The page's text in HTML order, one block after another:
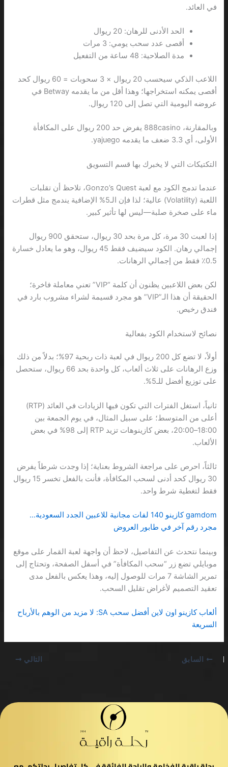
في العائد.
الحد الأدنى للرهان: 20 ريوال
أقصى عدد سحب يومي: 3 مرات
مدة الصلاحية: 48 ساعة من التفعيل
اللاعب الذكي سيحسب 20 ريوال × 3 سحوبات = 60 ريوال كحد
أقصى يمكنه استخراجها؛ وهذا أقل من ما يقدمه Betway في
عروضه اليومية التي تصل إلى 120 ريوال.
وبالمقارنة، 888casino يفرض حد 200 ريوال على المكافأة
الأولى، أي 3.3 ضعف ما يقدمه yajuego.
التكتيكات التي لا يخبرك بها قسم التسويق
عندما تدمج الكود مع لعبة Gonzo’s Quest، تلاحظ أن تقلبات
اللعبة (Volatility) عالية؛ لذا فإن الـ5% الإضافية يندمج مثل قطرات
ماء على صخرة صلبة—ليس لها تأثير كبير.
إذا لعبت 30 مرة، كل مرة بحد 30 ريوال، ستحقق 900 ريوال
إجمالي رهان. الكود سيضيف فقط 45 ريوال، وهو ما يعادل خسارة
0.5٪ فقط من إجمالي الرهانات.
لكن بعض اللاعبين يظنون أن كلمة “VIP” تعني معاملة فاخرة؛
الحقيقة أن هذا الـ”VIP” هو مجرد قسيمة لشراء مشروب بارد في
فندق رخيص.
نصائح لاستخدام الكود بفعالية
أولاً، لا تضع كل 200 ريوال في لعبة ذات ربحية 97%؛ بدلاً من ذلك
وزع الرهانات على ثلاث ألعاب، كل واحدة بحد 66 ريوال، ستحصل
على توزيع أفضل للـ5%.
ثانياً، استغل الفترات التي تكون فيها الزيادات في العائد (RTP)
أعلى من المتوسط؛ على سبيل المثال، في يوم الجمعة بين
18:00–20:00، بعض كازينوهات تزيد RTP إلى 98% في بعض
الألعاب.
ثالثاً، احرص على مراجعة الشروط بعناية؛ إذا وجدت شرطاً يفرض
30 ريوال كحد أدنى لسحب المكافأة، فأنت بالفعل تخسر 15 ريوال
فقط لتغطية شرط واحد.
gamdom كازينو 140 لفات مجانية للاعبين الجدد السعودية…
مجرد رقم آخر في طابور العروض
وبينما نتحدث عن التفاصيل، لاحظ أن واجهة لعبة القمار على موقع
موبايلي تضع زر “سحب المكافأة” في أسفل الصفحة، وتحتاج إلى
تمرير الشاشة 7 مرات للوصول إليه، وهذا يعكس بالفعل مدى
تعقيد التصميم لأغراض تقليل السحب.
ألعاب كازينو اون لاين أفضل سحب SA: لا مزيد من الوهم بالأرباح
السريعة
السابق التالي